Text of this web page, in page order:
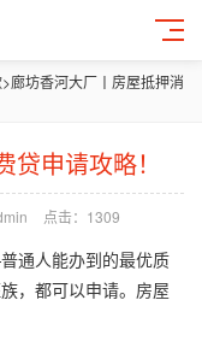
>廊坊香河大厂丨房屋抵押消
申请攻略！
点击：1309
通人能办到的最优质
，都可以申请。房屋